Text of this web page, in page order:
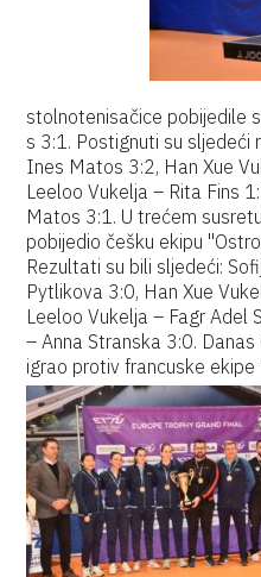
stolnotenisačice pobijedile
s 3:1. Postignuti su sljedeći
Ines Matos 3:2, Han Xue
Leeloo Vukelja – Rita Fins
Matos 3:1. U trećem
pobijedio češku ekipu
Rezultati su bili sljedeći:
Pytlikova 3:0, Han Xue
Leeloo Vukelja – Fagr Adel
– Anna Stranska 3:0.
igrao protiv francuske ekipe